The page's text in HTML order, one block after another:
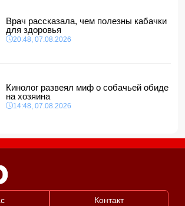
Врач рассказала, чем полезны кабачки
для здоровья
20:48, 07.08.2026
Кинолог развеял миф о собачьей обиде
на хозяина
14:48, 07.08.2026
Контакт